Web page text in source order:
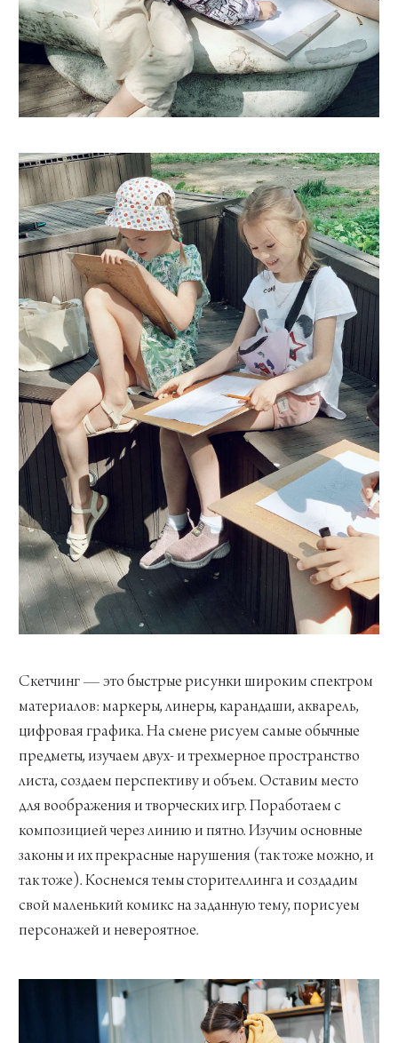
Скетчинг — это быстрые рисунки широким спектром
материалов: маркеры, линеры, карандаши, акварель,
цифровая графика. На смене рисуем самые обычные
предметы, изучаем двух- и трехмерное пространство
листа, создаем перспективу и объем. Оставим место
для воображения и творческих игр. Поработаем с
композицией через линию и пятно. Изучим основные
законы и их прекрасные нарушения (так тоже можно, и
так тоже). Коснемся темы сторителлинга и создадим
свой маленький комикс на заданную тему, порисуем
персонажей и невероятное.